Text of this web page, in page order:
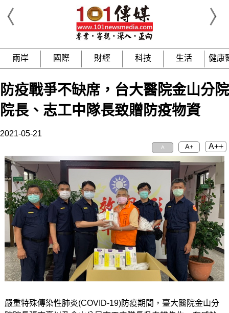
兩岸 國際 財經 科技 生活 健康
防疫戰爭不缺席，台大醫院金山分院
院長、志工中隊長致贈防疫物資
2021-05-21
A A+ A++
嚴重特殊傳染性肺炎(COVID-19)防疫期間，臺大醫院金山分